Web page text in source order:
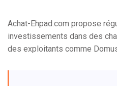
Achat-Ehpad.com propose
investissements dans des
des exploitants comme